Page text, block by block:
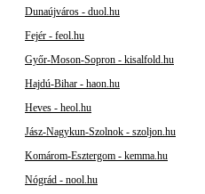
Dunaújváros - duol.hu
Fejér - feol.hu
Győr-Moson-Sopron - kisalfold.hu
Hajdú-Bihar - haon.hu
Heves - heol.hu
Jász-Nagykun-Szolnok - szoljon.hu
Komárom-Esztergom - kemma.hu
Nógrád - nool.hu